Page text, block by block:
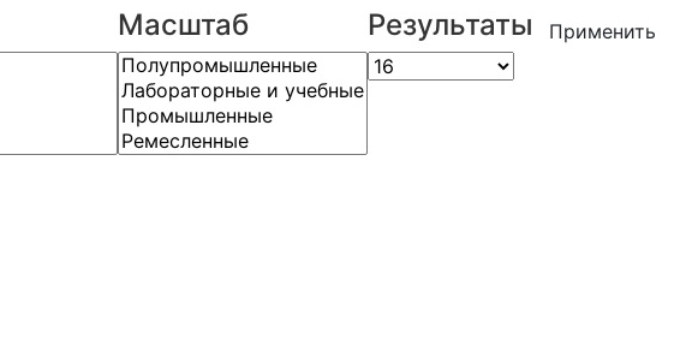
Масштаб Результаты Применить